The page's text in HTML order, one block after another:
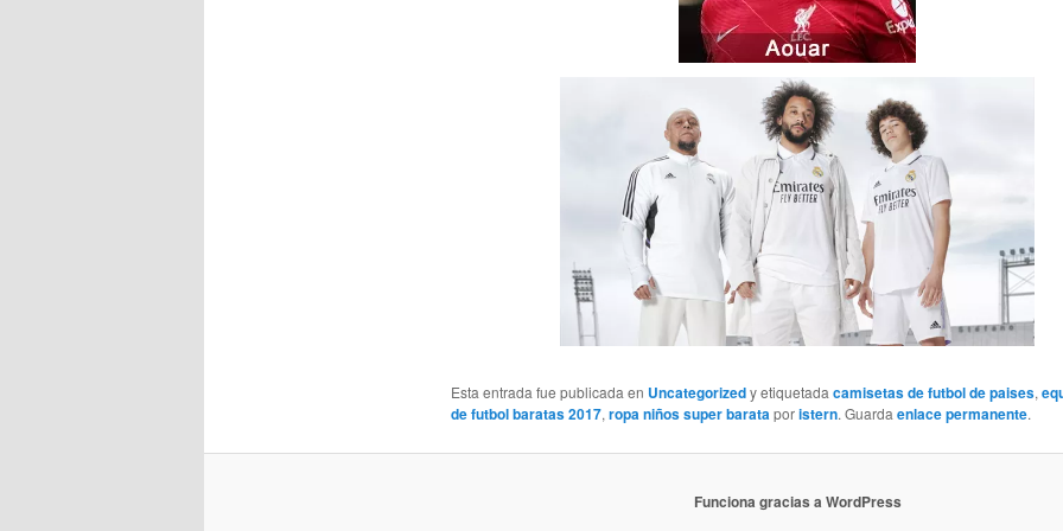
Esta entrada fue publicada en Uncategorizedy etiquetada camisetas de futbol de paises,
de futbol baratas 2017, ropa niños super barataporistern. Guarda enlace permanente.
Funciona gracias a WordPress